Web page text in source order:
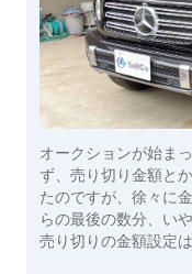
オークションが始ま
ず、売り切り金額と
たのですが、徐々に
らの最後の数分、い
売り切りの金額設定